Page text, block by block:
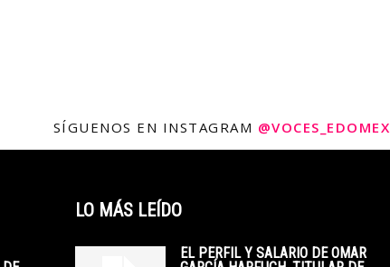
SÍGUENOS EN INSTAGRAM @VOCES_EDOMEX
LO MÁS LEÍDO
EL PERFIL Y SALARIO DE OMAR